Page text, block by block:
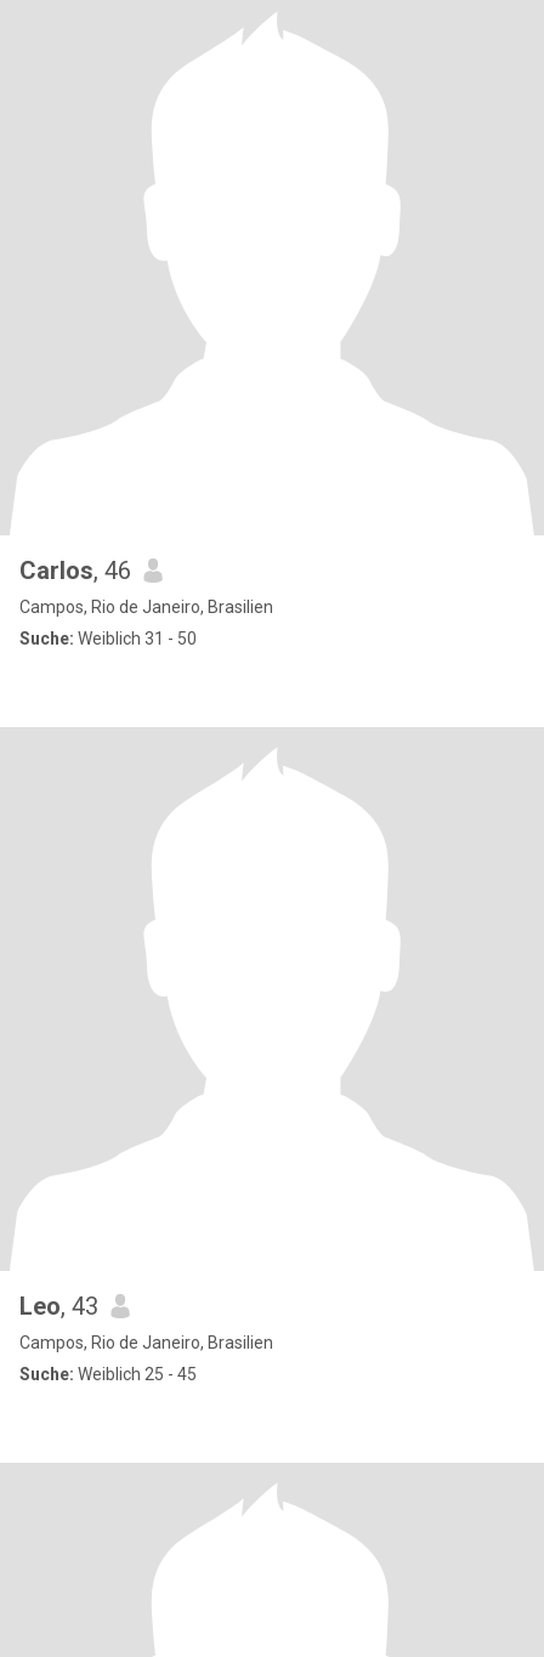
Carlos, 46
Campos, Rio de Janeiro, Brasilien
Suche: Weiblich 31 - 50
Leo, 43
Campos, Rio de Janeiro, Brasilien
Suche: Weiblich 25 - 45